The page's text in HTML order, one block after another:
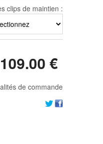
clips de maintien :
109.00 €
de commande